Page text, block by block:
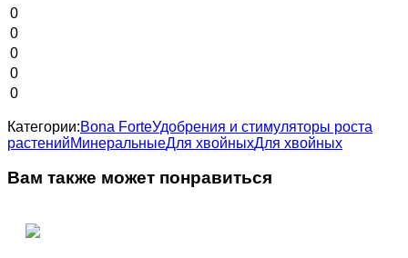
0
0
0
0
0
Категории:Bona ForteУдобрения и стимуляторы роста
растенийМинеральныеДля хвойныхДля хвойных
Вам также может понравиться